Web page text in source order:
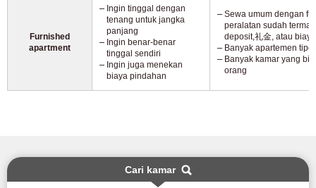
Furnished
apartment
Ingin tinggal dengan
tenang untuk jangka
panjang
Ingin benar-benar
tinggal sendiri
Ingin juga menekan
biaya pindahan
Sewa umum dengan
peralatan sudah
deposit,礼金, atau
Banyak apartemen
Banyak kamar yang
orang
Cari kamar